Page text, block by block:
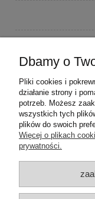
Dbamy o
Pliki cookies i
działanie strony i
potrzeb. Możesz
wszystkich tych
plików do swoich
Więcej o plikach
prywatności.